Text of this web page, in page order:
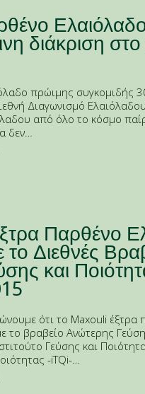
διάκριση
πρώιμης συγκομιδής
Διαγωνισμό
από όλο το κόσμο
δεν…
Παρθένο
το Διεθνές
και
ότι το Maxouli έξτρα
το βραβείο Ανώτερης
Γεύσης και
-iTQi-…